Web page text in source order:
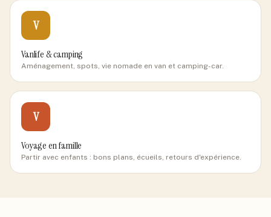
V
Vanlife & camping
Aménagement, spots, vie nomade en van et camping-car.
V
Voyage en famille
Partir avec enfants : bons plans, écueils, retours d'expérience.